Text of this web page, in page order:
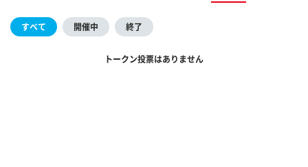
すべて 開催中 終了
トークン投票はありません